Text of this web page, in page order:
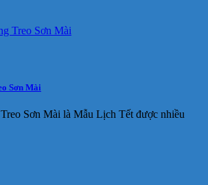
Sơn Mài
Sơn Mài là Mẫu Lịch Tết được nhiều